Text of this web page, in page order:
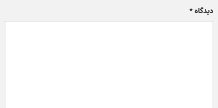
دیدگاه*